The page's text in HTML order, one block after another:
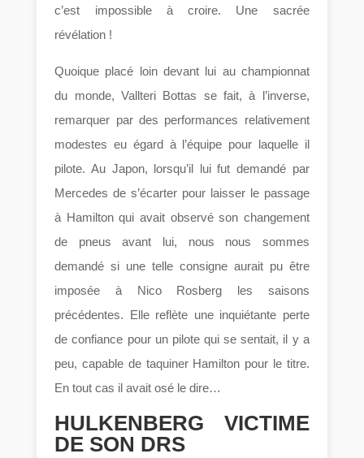
c’est impossible à croire. Une sacrée
révélation !
Quoique placé loin devant lui au championnat
du monde, Vallteri Bottas se fait, à l’inverse,
remarquer par des performances relativement
modestes eu égard à l’équipe pour laquelle il
pilote. Au Japon, lorsqu’il lui fut demandé par
Mercedes de s’écarter pour laisser le passage
à Hamilton qui avait observé son changement
de pneus avant lui, nous nous sommes
demandé si une telle consigne aurait pu être
imposée à Nico Rosberg les saisons
précédentes. Elle reflète une inquiétante perte
de confiance pour un pilote qui se sentait, il y a
peu, capable de taquiner Hamilton pour le titre.
En tout cas il avait osé le dire…
HULKENBERG VICTIME
DE SON DRS